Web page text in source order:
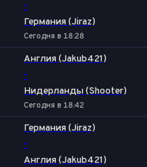
-
Германия (Jiraz)
Сегодня в 18:28
Англия (Jakub421)
-
Нидерланды (Shooter)
Сегодня в 18:42
Германия (Jiraz)
-
Англия (Jakub421)